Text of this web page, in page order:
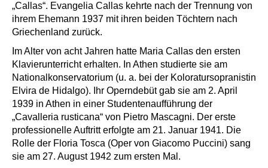
„Callas“. Evangelia Callas kehrte nach der Trennung von
ihrem Ehemann 1937 mit ihren beiden Töchtern nach
Griechenland zurück.
Im Alter von acht Jahren hatte Maria Callas den ersten
Klavierunterricht erhalten. In Athen studierte sie am
Nationalkonservatorium (u. a. bei der Koloratursopranistin
Elvira de Hidalgo). Ihr Operndebüt gab sie am 2. April
1939 in Athen in einer Studentenaufführung der
„Cavalleria rusticana“ von Pietro Mascagni. Der erste
professionelle Auftritt erfolgte am 21. Januar 1941. Die
Rolle der Floria Tosca (Oper von Giacomo Puccini) sang
sie am 27. August 1942 zum ersten Mal.